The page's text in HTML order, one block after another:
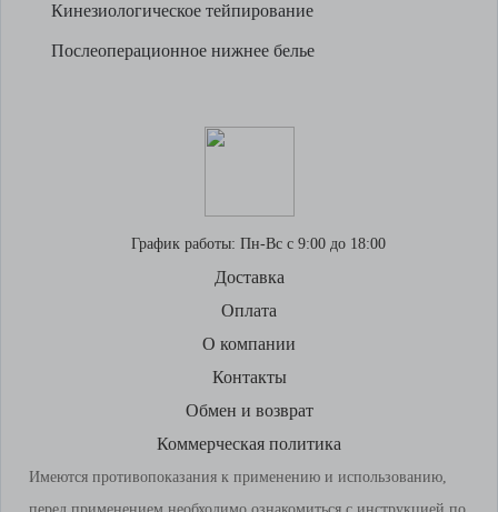
Кинезиологическое тейпирование
Послеоперационное нижнее белье
График работы: Пн-Вс с 9:00 до 18:00
Доставка
Оплата
О компании
Контакты
Обмен и возврат
Коммерческая политика
Имеются противопоказания к применению и использованию,